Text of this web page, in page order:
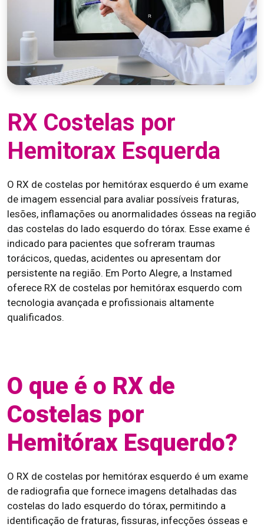
RX Costelas por
Hemitorax Esquerda
O RX de costelas por hemitórax esquerdo é um exame
de imagem essencial para avaliar possíveis fraturas,
lesões, inflamações ou anormalidades ósseas na região
das costelas do lado esquerdo do tórax. Esse exame é
indicado para pacientes que sofreram traumas
torácicos, quedas, acidentes ou apresentam dor
persistente na região. Em Porto Alegre, a Instamed
oferece RX de costelas por hemitórax esquerdo com
tecnologia avançada e profissionais altamente
qualificados.
O que é o RX de
Costelas por
Hemitórax Esquerdo?
O RX de costelas por hemitórax esquerdo é um exame
de radiografia que fornece imagens detalhadas das
costelas do lado esquerdo do tórax, permitindo a
identificação de fraturas, fissuras, infecções ósseas e